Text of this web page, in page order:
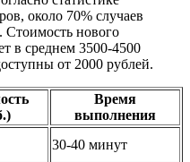
около 70% случаев
Стоимость нового
в среднем 3500-4500
от 2000 рублей.
Время
выполнения
30-40 минут